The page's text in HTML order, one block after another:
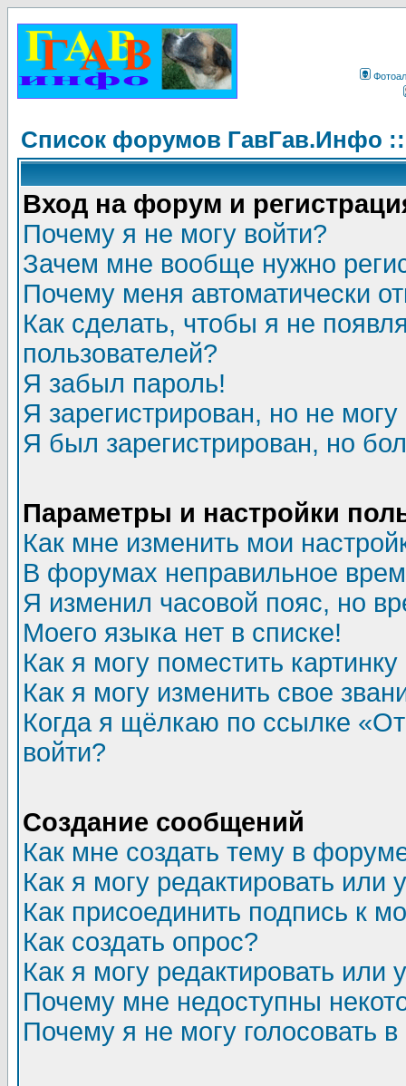
Список форумов ГавГав.Инфо
Вход на форум и
Почему я не могу войти?
Зачем мне вообще нужно
Почему меня автоматически
Как сделать, чтобы я не
пользователей?
Я забыл пароль!
Я зарегистрирован, но не могу
Я был зарегистрирован, но
Параметры и настройки
Как мне изменить мои
В форумах неправильное
Я изменил часовой пояс, но
Моего языка нет в списке!
Как я могу поместить
Как я могу изменить свое
Когда я щёлкаю по ссылке
войти?
Создание сообщений
Как мне создать тему в
Как я могу редактировать или
Как присоединить подпись к
Как создать опрос?
Как я могу редактировать или
Почему мне недоступны
Почему я не могу голосовать